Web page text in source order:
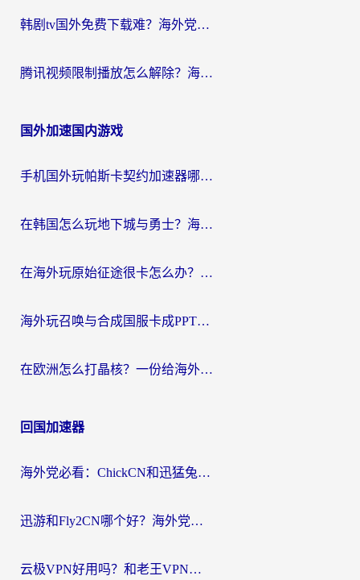
韩剧tv国外免费下载难？海外党看国内剧的加速器选择指南（附实用技巧）
腾讯视频限制播放怎么解除？海外党亲测有效的回国加速指南
国外加速国内游戏
手机国外玩帕斯卡契约加速器哪个好用？海外党国服游戏之路的救星
在韩国怎么玩地下城与勇士？海外党必看的国服游戏加速全攻略
在海外玩原始征途很卡怎么办？一份给游子的终极指南
海外玩召唤与合成国服卡成PPT？这篇解决办法让你丝滑操作
在欧洲怎么打晶核？一份给海外游子的网络加速生存指南
回国加速器
海外党必看：ChickCN和迅猛兔好用吗？3招教你选对回国加速器
迅游和Fly2CN哪个好？海外党回国加速器真实测评与选择心法
云极VPN好用吗？和老王VPN对比哪个回国效果更好？海外党必看的真实体验指南